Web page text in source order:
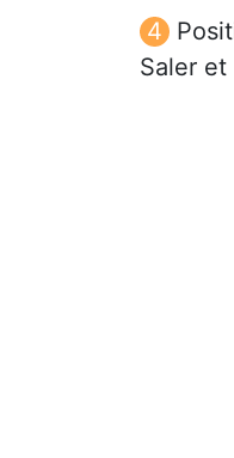
Saler et